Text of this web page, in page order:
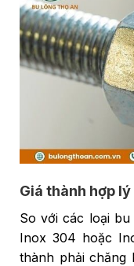
Giá thành hợp lý
So với các loại
Inox 304 hoặc
thành phải chăng